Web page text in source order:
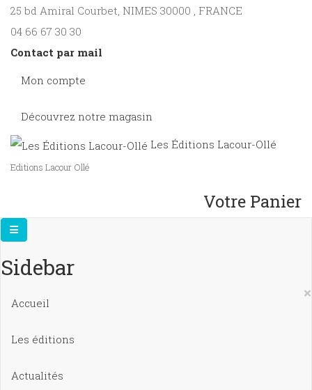
25 bd Amiral Courbet, NIMES 30000 , FRANCE
04 66 67 30 30
Contact par mail
Mon compte
Découvrez notre magasin
Les Éditions Lacour-Ollé
Editions Lacour Ollé
Votre Panier
Sidebar
×
Accueil
Les éditions
Actualités